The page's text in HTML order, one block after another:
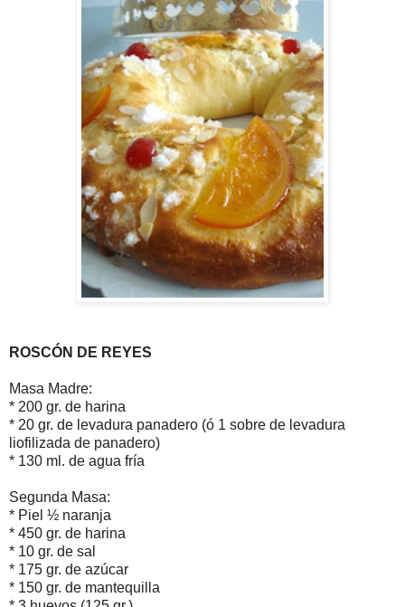
ROSCÓN DE REYES
Masa Madre:
* 200 gr. de harina
* 20 gr. de levadura panadero (ó 1 sobre de levadura
liofilizada de panadero)
* 130 ml. de agua fría
Segunda Masa:
* Piel ½ naranja
* 450 gr. de harina
* 10 gr. de sal
* 175 gr. de azúcar
* 150 gr. de mantequilla